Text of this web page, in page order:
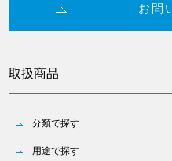
お問
取扱商品
分類で探す
用途で探す